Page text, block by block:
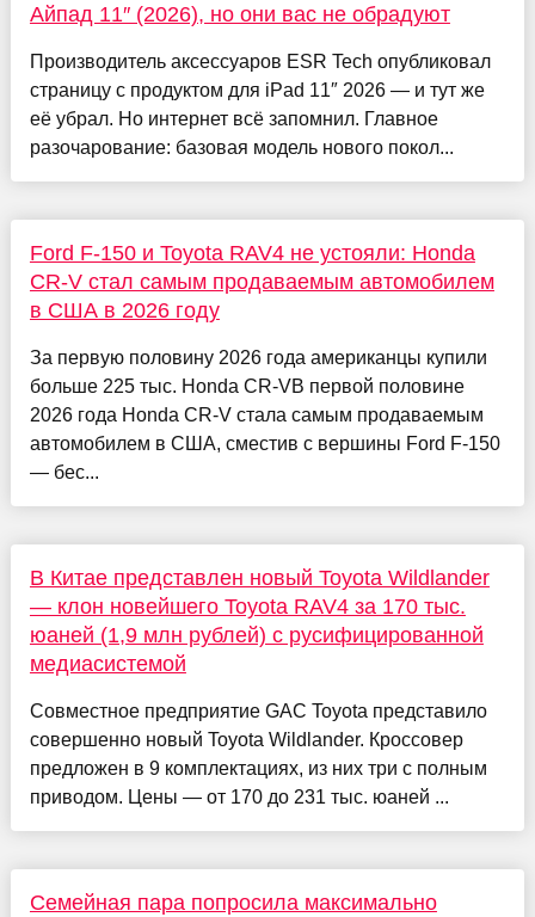
Айпад 11″ (2026), но они вас не обрадуют
Производитель аксессуаров ESR Tech опубликовал
страницу с продуктом для iPad 11″ 2026 — и тут же
её убрал. Но интернет всё запомнил. Главное
разочарование: базовая модель нового покол...
Ford F-150 и Toyota RAV4 не устояли: Honda
CR-V стал самым продаваемым автомобилем
в США в 2026 году
За первую половину 2026 года американцы купили
больше 225 тыс. Honda CR-VВ первой половине
2026 года Honda CR-V стала самым продаваемым
автомобилем в США, сместив с вершины Ford F-150
— бес...
В Китае представлен новый Toyota Wildlander
— клон новейшего Toyota RAV4 за 170 тыс.
юаней (1,9 млн рублей) с русифицированной
медиасистемой
Совместное предприятие GAC Toyota представило
совершенно новый Toyota Wildlander. Кроссовер
предложен в 9 комплектациях, из них три с полным
приводом. Цены — от 170 до 231 тыс. юаней ...
Семейная пара попросила максимально